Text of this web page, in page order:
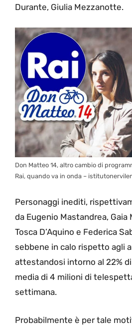
Durante, Giulia Mezzanotte.
Don Matteo 14, altro cambio di
Rai, quando va in onda –
Personaggi inediti,
da Eugenio Mastandrea, Gaia
Tosca D’Aquino e Federica
sebbene in calo rispetto agli
attestandosi intorno al 22%
media di 4 milioni di
settimana.
Probabilmente è per tale